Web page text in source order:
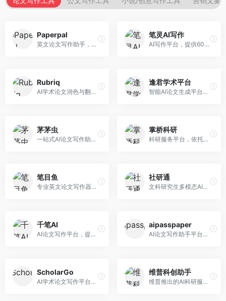
Paperpal
英文论文写作助手，专注于学术英语润色。面向需要发表国际期刊的研究者，提供语法检查、学术表达优化、格式规范等服务，英语表达地道专业。
笔灵AI写作
AI写作平台，提供600+写作模板。面向学生、职场人士和内容创作者，支持论文、公文、营销文案等多种文体，模板丰富，一键生成，写作效率大幅提升。
Rubriq
AI学术论文润色与翻译平台。面向国际期刊投稿者，提供论文润色、翻译、格式调整等服务，支持多语言，学术表达专业规范。
逢君学术平台
智能AI论文生成平台，支持查重检测。面向高校学生和研究人员，提供论文选题、内容生成、查重修改等一站式服务，学术写作流程完整。
茅茅虫
一站式AI论文写作助手，覆盖学术写作全场景。面向高校学生和科研人员，提供开题报告、文献综述、论文正文等写作服务，支持多学科多类型论文，操作简便。
掌桥科研
科研服务平台，依托3亿+真实文献数据库。面向学术研究者和学生，提供文献检索、论文写作、科研数据分析等服务，文献资源丰富，学术支持专业。
笔目鱼
专业英文论文写作器，支持学术论文全流程。面向留学生和国际期刊投稿者，提供英文论文撰写、润色、格式调整等服务，学术英语表达规范。
社研通
文科研究生多模态AI学术写作平台。面向文科研究生和社科研究者，提供文献综述、理论分析、定性研究辅助等服务，文科研究方法论支持完善。
千笔AI
AI论文写作平台，提供无限改稿服务。面向高校学生和学术研究者，支持论文选题、大纲生成、内容撰写、查重修改等全流程服务，改稿次数不限，服务质量有保障。
aipasspaper
AI论文写作助手平台，提供智能化的学术写作支持。面向大学生和研究人员，支持多种学科论文生成，提供参考文献管理和格式规范服务，写作效率高。
ScholarGo
AI学术论文写作平台，专注于理工科领域的逻辑构建。面向理工科研究生和科研工作者，提供公式编辑、数据分析、论文结构优化等服务，理工科写作逻辑严谨。
维普科创助手
维普推出的AI科研服务平台，整合学术资源与智能写作。面向科研人员和高校师生，提供文献检索、论文写作、查重检测等一站式服务，学术资源权威可靠。